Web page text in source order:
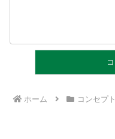
ホーム コンセプト